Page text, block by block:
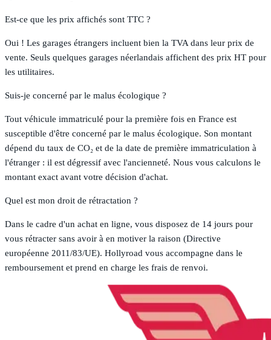
Est-ce que les prix affichés sont TTC ?
Oui ! Les garages étrangers incluent bien la TVA dans leur prix de
vente. Seuls quelques garages néerlandais affichent des prix HT pour
les utilitaires.
Suis-je concerné par le malus écologique ?
Tout véhicule immatriculé pour la première fois en France est
susceptible d'être concerné par le malus écologique. Son montant
dépend du taux de CO₂ et de la date de première immatriculation à
l'étranger : il est dégressif avec l'ancienneté. Nous vous calculons le
montant exact avant votre décision d'achat.
Quel est mon droit de rétractation ?
Dans le cadre d'un achat en ligne, vous disposez de 14 jours pour
vous rétracter sans avoir à en motiver la raison (Directive
européenne 2011/83/UE). Hollyroad vous accompagne dans le
remboursement et prend en charge les frais de renvoi.